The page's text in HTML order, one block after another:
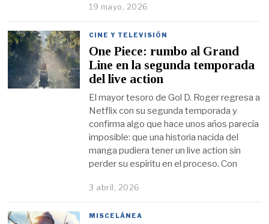
19 mayo, 2026
CINE Y TELEVISIÓN
One Piece: rumbo al Grand
Line en la segunda temporada
del live action
El mayor tesoro de Gol D. Roger regresa a
Netflix con su segunda temporada y
confirma algo que hace unos años parecía
imposible: que una historia nacida del
manga pudiera tener un live action sin
perder su espíritu en el proceso. Con
3 abril, 2026
MISCELÁNEA